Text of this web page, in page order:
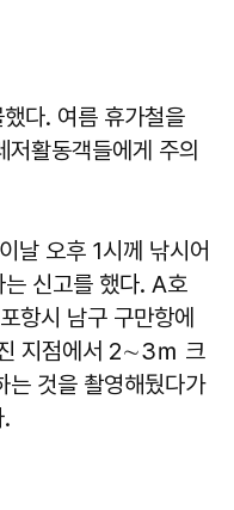
다. 여름 휴가철을
활동객들에게 주의
날 오후 1시께 낚시어
신고를 했다. A호
항시 남구 구만항에
지점에서 2∼3ｍ 크
는 것을 촬영해뒀다가